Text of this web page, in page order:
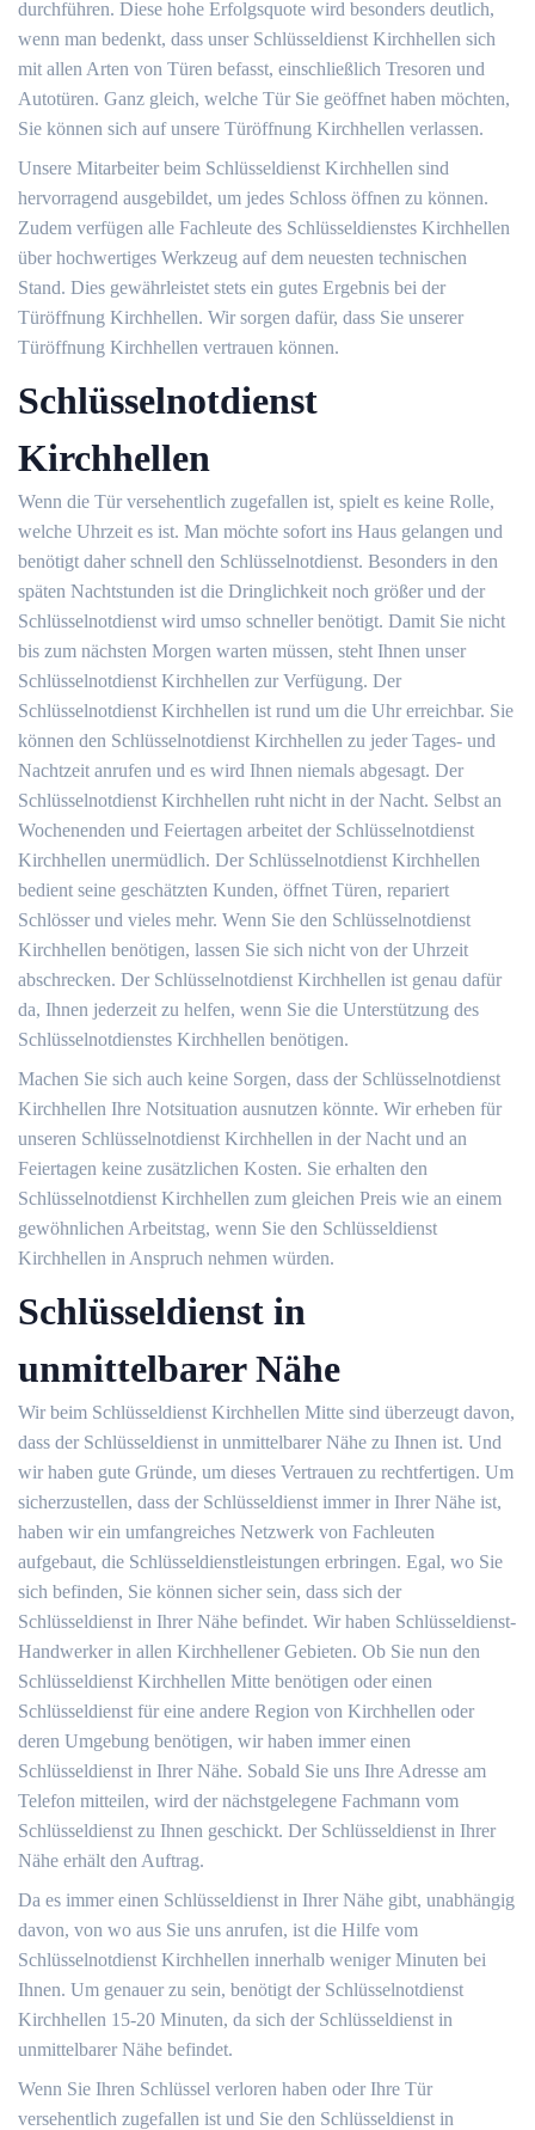
durchführen. Diese hohe Erfolgsquote wird besonders deutlich,
wenn man bedenkt, dass unser Schlüsseldienst Kirchhellen sich
mit allen Arten von Türen befasst, einschließlich Tresoren und
Autotüren. Ganz gleich, welche Tür Sie geöffnet haben möchten,
Sie können sich auf unsere Türöffnung Kirchhellen verlassen.
Unsere Mitarbeiter beim Schlüsseldienst Kirchhellen sind
hervorragend ausgebildet, um jedes Schloss öffnen zu können.
Zudem verfügen alle Fachleute des Schlüsseldienstes Kirchhellen
über hochwertiges Werkzeug auf dem neuesten technischen
Stand. Dies gewährleistet stets ein gutes Ergebnis bei der
Türöffnung Kirchhellen. Wir sorgen dafür, dass Sie unserer
Türöffnung Kirchhellen vertrauen können.
Schlüsselnotdienst
Kirchhellen
Wenn die Tür versehentlich zugefallen ist, spielt es keine Rolle,
welche Uhrzeit es ist. Man möchte sofort ins Haus gelangen und
benötigt daher schnell den Schlüsselnotdienst. Besonders in den
späten Nachtstunden ist die Dringlichkeit noch größer und der
Schlüsselnotdienst wird umso schneller benötigt. Damit Sie nicht
bis zum nächsten Morgen warten müssen, steht Ihnen unser
Schlüsselnotdienst Kirchhellen zur Verfügung. Der
Schlüsselnotdienst Kirchhellen ist rund um die Uhr erreichbar. Sie
können den Schlüsselnotdienst Kirchhellen zu jeder Tages- und
Nachtzeit anrufen und es wird Ihnen niemals abgesagt. Der
Schlüsselnotdienst Kirchhellen ruht nicht in der Nacht. Selbst an
Wochenenden und Feiertagen arbeitet der Schlüsselnotdienst
Kirchhellen unermüdlich. Der Schlüsselnotdienst Kirchhellen
bedient seine geschätzten Kunden, öffnet Türen, repariert
Schlösser und vieles mehr. Wenn Sie den Schlüsselnotdienst
Kirchhellen benötigen, lassen Sie sich nicht von der Uhrzeit
abschrecken. Der Schlüsselnotdienst Kirchhellen ist genau dafür
da, Ihnen jederzeit zu helfen, wenn Sie die Unterstützung des
Schlüsselnotdienstes Kirchhellen benötigen.
Machen Sie sich auch keine Sorgen, dass der Schlüsselnotdienst
Kirchhellen Ihre Notsituation ausnutzen könnte. Wir erheben für
unseren Schlüsselnotdienst Kirchhellen in der Nacht und an
Feiertagen keine zusätzlichen Kosten. Sie erhalten den
Schlüsselnotdienst Kirchhellen zum gleichen Preis wie an einem
gewöhnlichen Arbeitstag, wenn Sie den Schlüsseldienst
Kirchhellen in Anspruch nehmen würden.
Schlüsseldienst in
unmittelbarer Nähe
Wir beim Schlüsseldienst Kirchhellen Mitte sind überzeugt davon,
dass der Schlüsseldienst in unmittelbarer Nähe zu Ihnen ist. Und
wir haben gute Gründe, um dieses Vertrauen zu rechtfertigen. Um
sicherzustellen, dass der Schlüsseldienst immer in Ihrer Nähe ist,
haben wir ein umfangreiches Netzwerk von Fachleuten
aufgebaut, die Schlüsseldienstleistungen erbringen. Egal, wo Sie
sich befinden, Sie können sicher sein, dass sich der
Schlüsseldienst in Ihrer Nähe befindet. Wir haben Schlüsseldienst-
Handwerker in allen Kirchhellener Gebieten. Ob Sie nun den
Schlüsseldienst Kirchhellen Mitte benötigen oder einen
Schlüsseldienst für eine andere Region von Kirchhellen oder
deren Umgebung benötigen, wir haben immer einen
Schlüsseldienst in Ihrer Nähe. Sobald Sie uns Ihre Adresse am
Telefon mitteilen, wird der nächstgelegene Fachmann vom
Schlüsseldienst zu Ihnen geschickt. Der Schlüsseldienst in Ihrer
Nähe erhält den Auftrag.
Da es immer einen Schlüsseldienst in Ihrer Nähe gibt, unabhängig
davon, von wo aus Sie uns anrufen, ist die Hilfe vom
Schlüsselnotdienst Kirchhellen innerhalb weniger Minuten bei
Ihnen. Um genauer zu sein, benötigt der Schlüsselnotdienst
Kirchhellen 15-20 Minuten, da sich der Schlüsseldienst in
unmittelbarer Nähe befindet.
Wenn Sie Ihren Schlüssel verloren haben oder Ihre Tür
versehentlich zugefallen ist und Sie den Schlüsseldienst in